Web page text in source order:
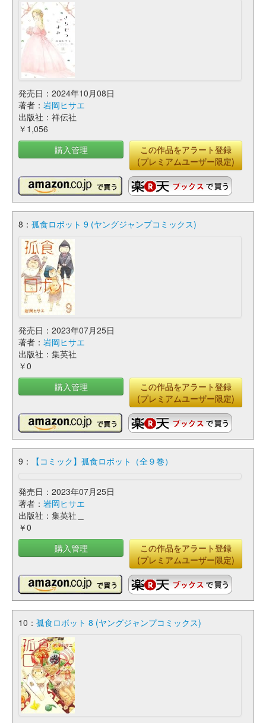
発売日：2024年10月08日
著者： 岩岡ヒサエ
出版社：祥伝社
￥1,056
購入管理
この作品をアラート登録
(プレミアムユーザー限定)
8： 孤食ロボット 9 (ヤングジャンプコミックス)
発売日：2023年07月25日
著者： 岩岡ヒサエ
出版社：集英社
￥0
購入管理
この作品をアラート登録
(プレミアムユーザー限定)
9： 【コミック】孤食ロボット（全９巻）
発売日：2023年07月25日
著者： 岩岡ヒサエ
出版社：集英社＿
￥0
購入管理
この作品をアラート登録
(プレミアムユーザー限定)
10： 孤食ロボット 8 (ヤングジャンプコミックス)